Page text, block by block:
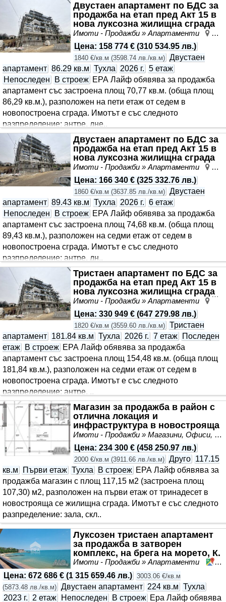
Двустаен апартамент по БДС за
продажба на етап пред Акт 15 в
нова луксозна жилищна сграда
до Универс..
Имоти - Продажби » Апартаменти
Цена: 158 774 € (310 534.95 лв.)
1840 €/кв.м (3598.74 лв./кв.м) Двустаен
апартамент 86.29 кв.м Тухла 2026 г. 5 етаж
Непоследен
В строеж ЕРА Лайф обявява за продажба
апартамент със застроена площ 70,77 кв.м. (обща площ
86,29 кв.м.), разположен на пети етаж от седем в
новопостроена сграда. Имотът е със следното
разпределение: антре, дне..
Двустаен апартамент по БДС за
продажба на етап пред Акт 15 в
нова луксозна жилищна сграда
до Универс..
Имоти - Продажби » Апартаменти
Цена: 166 340 € (325 332.76 лв.)
1860 €/кв.м (3637.85 лв./кв.м) Двустаен
апартамент 89.43 кв.м Тухла 2026 г. 6 етаж
Непоследен
В строеж ЕРА Лайф обявява за продажба
апартамент със застроена площ 74,68 кв.м. (обща площ
89,43 кв.м.), разположен на седми етаж от седем в
новопостроена сграда. Имотът е със следното
разпределение: антре, дн..
Тристаен апартамент по БДС за
продажба на етап пред Акт 15 в
нова луксозна жилищна сграда
до Универс..
Имоти - Продажби » Апартаменти
Цена: 330 949 € (647 279.98 лв.)
1820 €/кв.м (3559.60 лв./кв.м) Тристаен
апартамент 181.84 кв.м Тухла 2026 г. 7 етаж
Последен
етаж
В строеж ЕРА Лайф обявява за продажба
апартамент със застроена площ 154,48 кв.м. (обща площ
181,84 кв.м.), разположен на седми етаж от седем в
новопостроена сграда. Имотът е със следното
разпределение: антре, ..
Магазин за продажба в район с
отлична локация и
инфраструктура в новострояща
се жилищна сграда, жк В..
Имоти - Продажби » Магазини, Офиси, Кабинети, Салони
Цена: 234 300 € (458 250.97 лв.)
2000 €/кв.м (3911.66 лв./кв.м) Друго 117.15
кв.м
Първи етаж Тухла В строеж ЕРА Лайф обявява за
продажба магазин с площ 117,15 м2 (застроена площ
107,30) м2, разположен на първи етаж от тринадесет в
новострояща се жилищна сграда. Имотът е със следното
разпределение: зала, скл..
Луксозен тристаен апартамент
за продажба в затворен
комплекс, на брега на морето, К.
Комплекс ”Слънч..
Имоти - Продажби » Апартаменти
Цена: 672 686 € (1 315 659.46 лв.) 3003.06 €/кв.м
(5873.48 лв./кв.м) Двустаен апартамент 224 кв.м Тухла
2023 г.
2 етаж Непоследен В строеж Ера Лайф обявява